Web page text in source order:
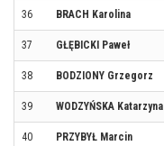
36 BRACH Karolina
37 GŁĘBICKI Paweł
38 BODZIONY Grzegorz
39 WODZYŃSKA Katarzyna
40 PRZYBYŁ Marcin